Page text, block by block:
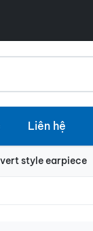
Liên hệ
style earpiece